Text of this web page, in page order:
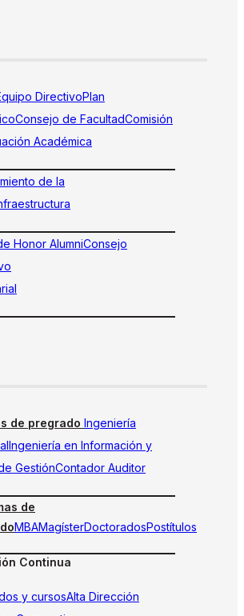
DirectivoPlan
Consejo de FacultadComisión
Académica
de la
Honor AlumniConsejo
de pregrado Ingeniería
Ingeniería en Información y
GestiónContador Auditor
de
MBAMagísterDoctoradosPostítulos
Continua
y cursosAlta Dirección